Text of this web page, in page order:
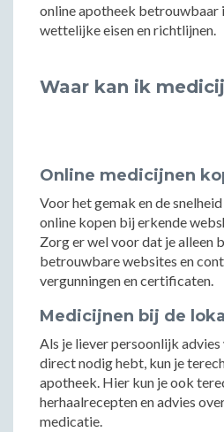
online apotheek betrouwbaar
wettelijke eisen en richtlijnen.
Waar kan ik
Online medicijnen
Voor het gemak en de
online kopen bij erkende
Zorg er wel voor dat je alleen
betrouwbare websites en
vergunningen en certificaten.
Medicijnen bij de
Als je liever persoonlijk
direct nodig hebt, kun je
apotheek. Hier kun je ook
herhaalrecepten en advies
medicatie.